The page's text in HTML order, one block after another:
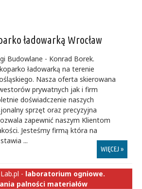
ładowarką Wrocław
Budowlane - Konrad Borek.
ładowarką na terenie
Nasza oferta skierowana
prywatnych jak i firm
doświadczenie naszych
sprzęt oraz precyzyjna
zapewnić naszym Klientom
Jesteśmy firmą która na
...
WIĘCEJ »
- laboratorium ogniowe.
palności materiałów